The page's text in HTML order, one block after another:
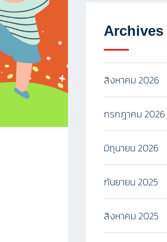
Archives
สิงหาคม 2026
กรกฎาคม 2026
มิถุนายน 2026
กันยายน 2025
สิงหาคม 2025